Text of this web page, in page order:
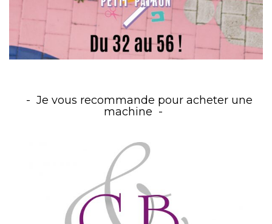
Je vous recommande pour acheter une
machine